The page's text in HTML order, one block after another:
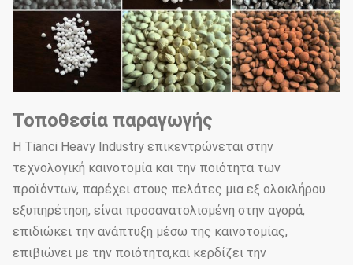
Τοποθεσία παραγωγής
Η Tianci Heavy Industry επικεντρώνεται στην
τεχνολογική καινοτομία και την ποιότητα των
προϊόντων, παρέχει στους πελάτες μια εξ ολοκλήρου
εξυπηρέτηση, είναι προσανατολισμένη στην αγορά,
επιδιώκει την ανάπτυξη μέσω της καινοτομίας,
επιβιώνει με την ποιότητα,και κερδίζει την